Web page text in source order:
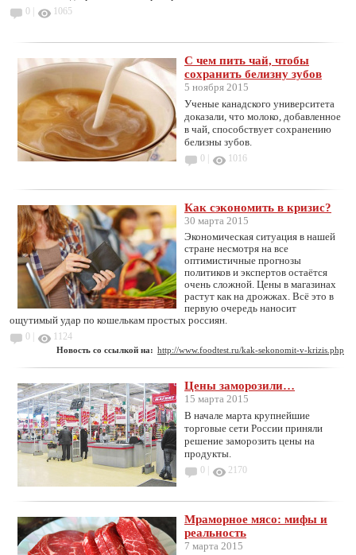
0 |
1065
С чем пить чай, чтобы
сохранить белизну зубов
5 ноября 2015
Ученые канадского университета
доказали, что молоко, добавленное
в чай, способствует сохранению
белизны зубов.
0 |
1016
Как сэкономить в кризис?
30 марта 2015
Экономическая ситуация в нашей
стране несмотря на все
оптимистичные прогнозы
политиков и экспертов остаётся
очень сложной. Цены в магазинах
растут как на дрожжах. Всё это в
первую очередь наносит
ощутимый удар по кошелькам простых россиян.
0 |
1124
Новость со ссылкой на: http://www.foodtest.ru/kak-sekonomit-v-krizis.php
Цены заморозили…
15 марта 2015
В начале марта крупнейшие
торговые сети России приняли
решение заморозить цены на
продукты.
0 |
2170
Мраморное мясо: мифы и
реальность
7 марта 2015